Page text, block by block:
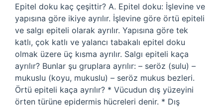
Epitel doku kaç çeşittir? A. Epitel doku: İşlevine ve
yapısına göre ikiye ayrılır. İşlevine göre örtü epiteli
ve salgı epiteli olarak ayrılır. Yapısına göre tek
katlı, çok katlı ve yalancı tabakalı epitel doku
olmak üzere üç kısma ayrılır. Salgı epiteli kaça
ayrılır? Bunlar şu gruplara ayrılır: – seröz (sulu) –
mukuslu (koyu, mukuslu) – seröz mukus bezleri.
Örtü epiteli kaça ayrılır? * Vücudun dış yüzeyini
örten türüne epidermis hücreleri denir. * Dış